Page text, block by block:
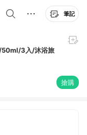
筆記
50ml/3入/沐浴旅
搶購